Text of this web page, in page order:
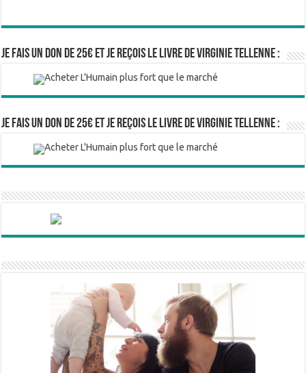
Je fais un don de 25€ et je reçois le livre de Virginie Tellenne :
Je fais un don de 25€ et je reçois le livre de Virginie Tellenne :